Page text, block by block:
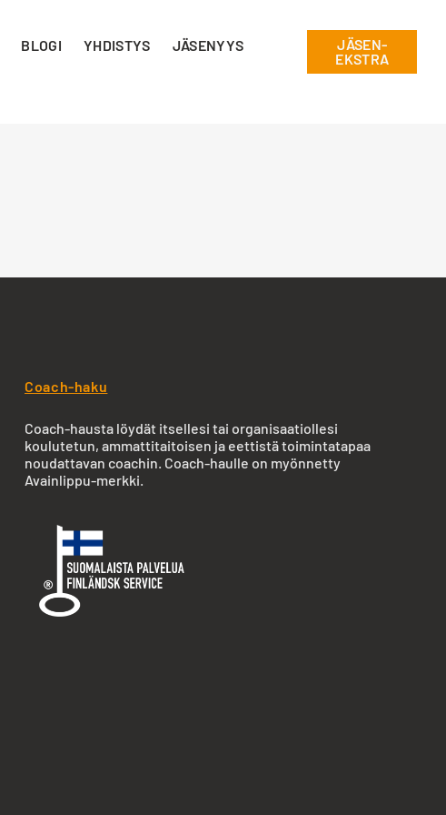
BLOGI YHDISTYS
JÄSENYYS
JÄSEN-
EKSTRA
Coach-haku
Coach-hausta löydät itsellesi tai organisaatiollesi
koulutetun, ammattitaitoisen ja eettistä toimintatapaa
noudattavan coachin. Coach-haulle on myönnetty
Avainlippu-merkki.